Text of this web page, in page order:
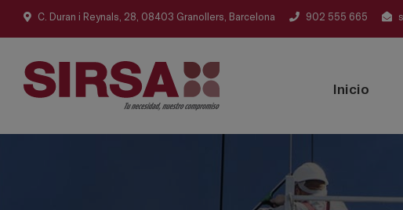
C. Duran i Reynals, 28, 08403 Granollers, Barcelona 902 555 665
Inicio